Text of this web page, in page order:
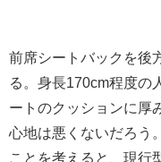
前席シートバックを後
る。身長170cm程度の
ートのクッションに厚
心地は悪くないだろう
ことを考えると、現行